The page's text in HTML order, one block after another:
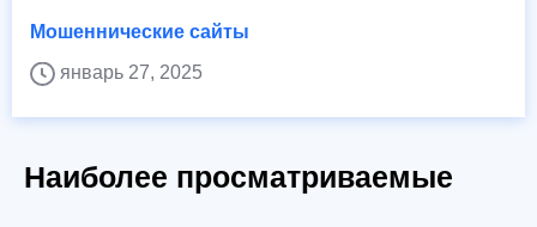
Мошеннические сайты
январь 27, 2025
Наиболее просматриваемые